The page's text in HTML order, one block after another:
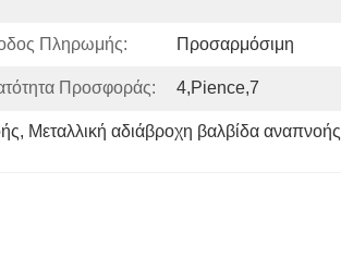
Πληρωμής: Προσαρμόσιμη
Προσφοράς: 4,pience,7
, Μεταλλική αδιάβροχη βαλβίδα αναπνοής